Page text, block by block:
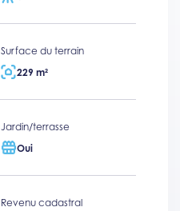
Surface du terrain
229 m²
Jardin/terrasse
Oui
Revenu cadastral